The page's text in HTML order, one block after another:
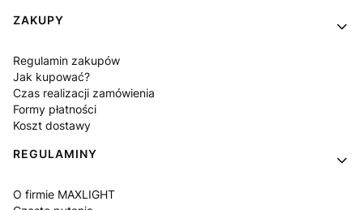
ZAKUPY
Regulamin zakupów
Jak kupować?
Czas realizacji zamówienia
Formy płatności
Koszt dostawy
REGULAMINY
O firmie MAXLIGHT